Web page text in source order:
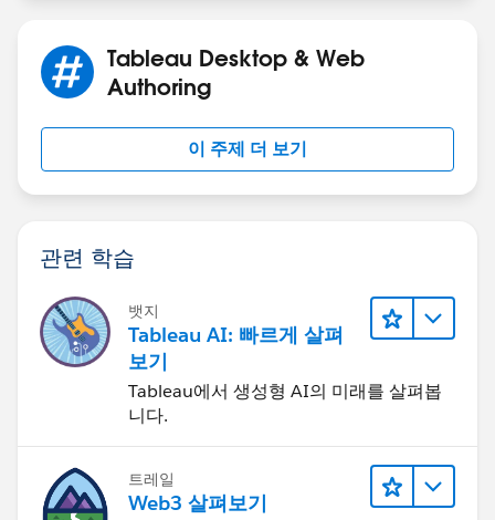
Tableau Desktop & Web
Authoring
이 주제 더 보기
관련 학습
뱃지
Tableau AI: 빠르게 살펴
보기
Tableau에서 생성형 AI의 미래를 살펴봅
니다.
트레일
Web3 살펴보기